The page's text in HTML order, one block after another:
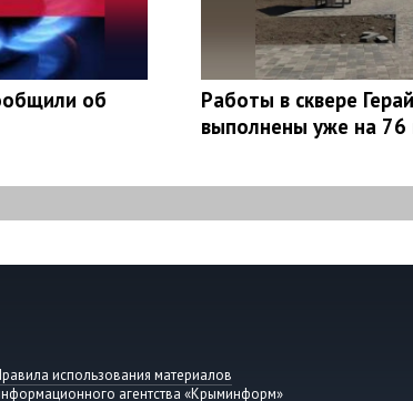
об
Работы в сквере
выполнены уже на 76
использования материалов
агентства «Крыминформ»